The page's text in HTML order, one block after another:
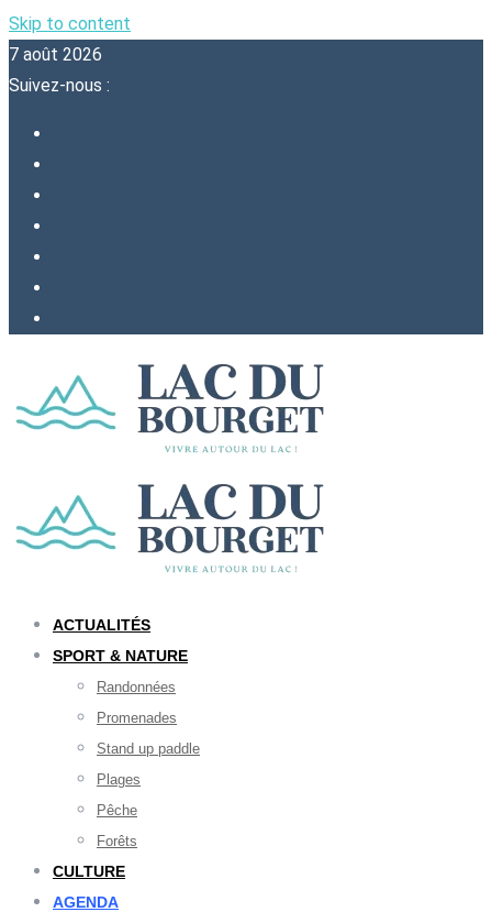
Skip to content
7 août 2026
Suivez-nous :
ACTUALITÉS
SPORT & NATURE
Randonnées
Promenades
Stand up paddle
Plages
Pêche
Forêts
CULTURE
AGENDA